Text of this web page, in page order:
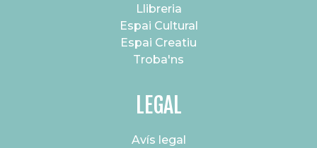
Llibreria
Espai Cultural
Espai Creatiu
Troba'ns
LEGAL
Avís legal